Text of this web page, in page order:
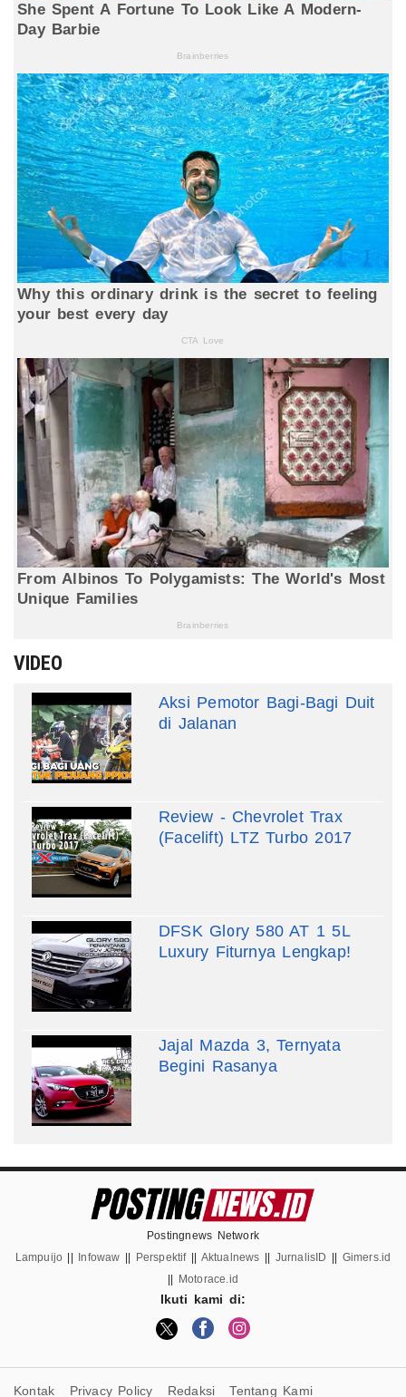
VIDEO
Aksi Pemotor Bagi-Bagi Duit
di Jalanan
Review - Chevrolet Trax
(Facelift) LTZ Turbo 2017
DFSK Glory 580 AT 1 5L
Luxury Fiturnya Lengkap!
Jajal Mazda 3, Ternyata
Begini Rasanya
Postingnews Network
Lampuijo
Infowaw Perspektif|| Aktualnews JurnalisID
Gimers.id
Motorace.id
Ikuti kami di:
Kontak Privacy Policy Redaksi Tentang Kami